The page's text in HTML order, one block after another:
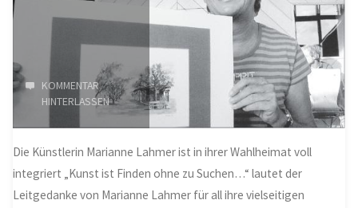
Gemeinde"
KOMMENTAR
HINTERLASSEN
Die Künstlerin Marianne Lahmer ist in ihrer Wahlheimat voll
integriert „Kunst ist Finden ohne zu Suchen…“ lautet der
Leitgedanke von Marianne Lahmer für all ihre vielseitigen